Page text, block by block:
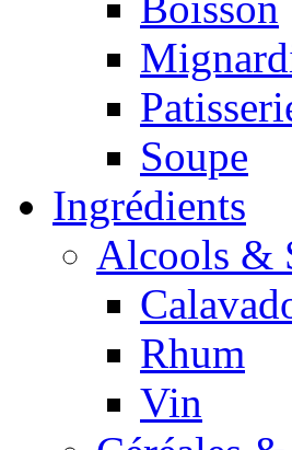
Soupe
Ingrédients
Alcools &
Rhum
Vin